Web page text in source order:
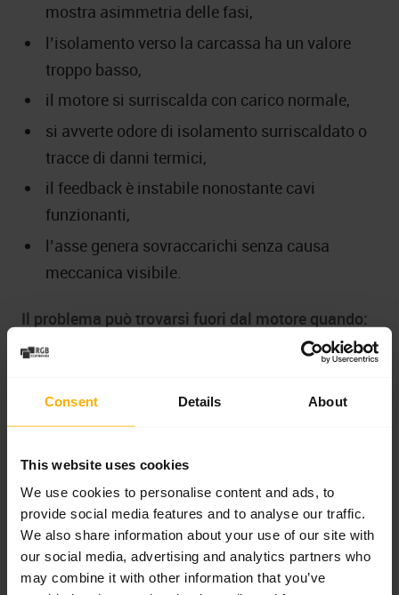
Consent Details About
This website uses cookies
We use cookies to personalise content and ads, to
provide social media features and to analyse our traffic.
We also share information about your use of our site with
our social media, advertising and analytics partners who
may combine it with other information that you’ve
mostra asimmetria delle fasi,
l’isolamento verso la carcassa ha un valore
troppo basso,
il motore si surriscalda con carico normale,
si avverte odore di isolamento surriscaldato o
tracce di danni termici,
il feedback è instabile nonostante cavi
funzionanti,
l’asse genera sovraccarichi senza causa
meccanica visibile.
Il problema può trovarsi fuori dal motore quando:
posizione del braccio robot,
muovere il cavo provoca la comparsa o la
sporco o surriscaldamento,
dopo la sostituzione del cavo l’errore
scompare,